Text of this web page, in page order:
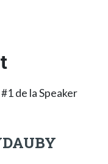
de la Speaker